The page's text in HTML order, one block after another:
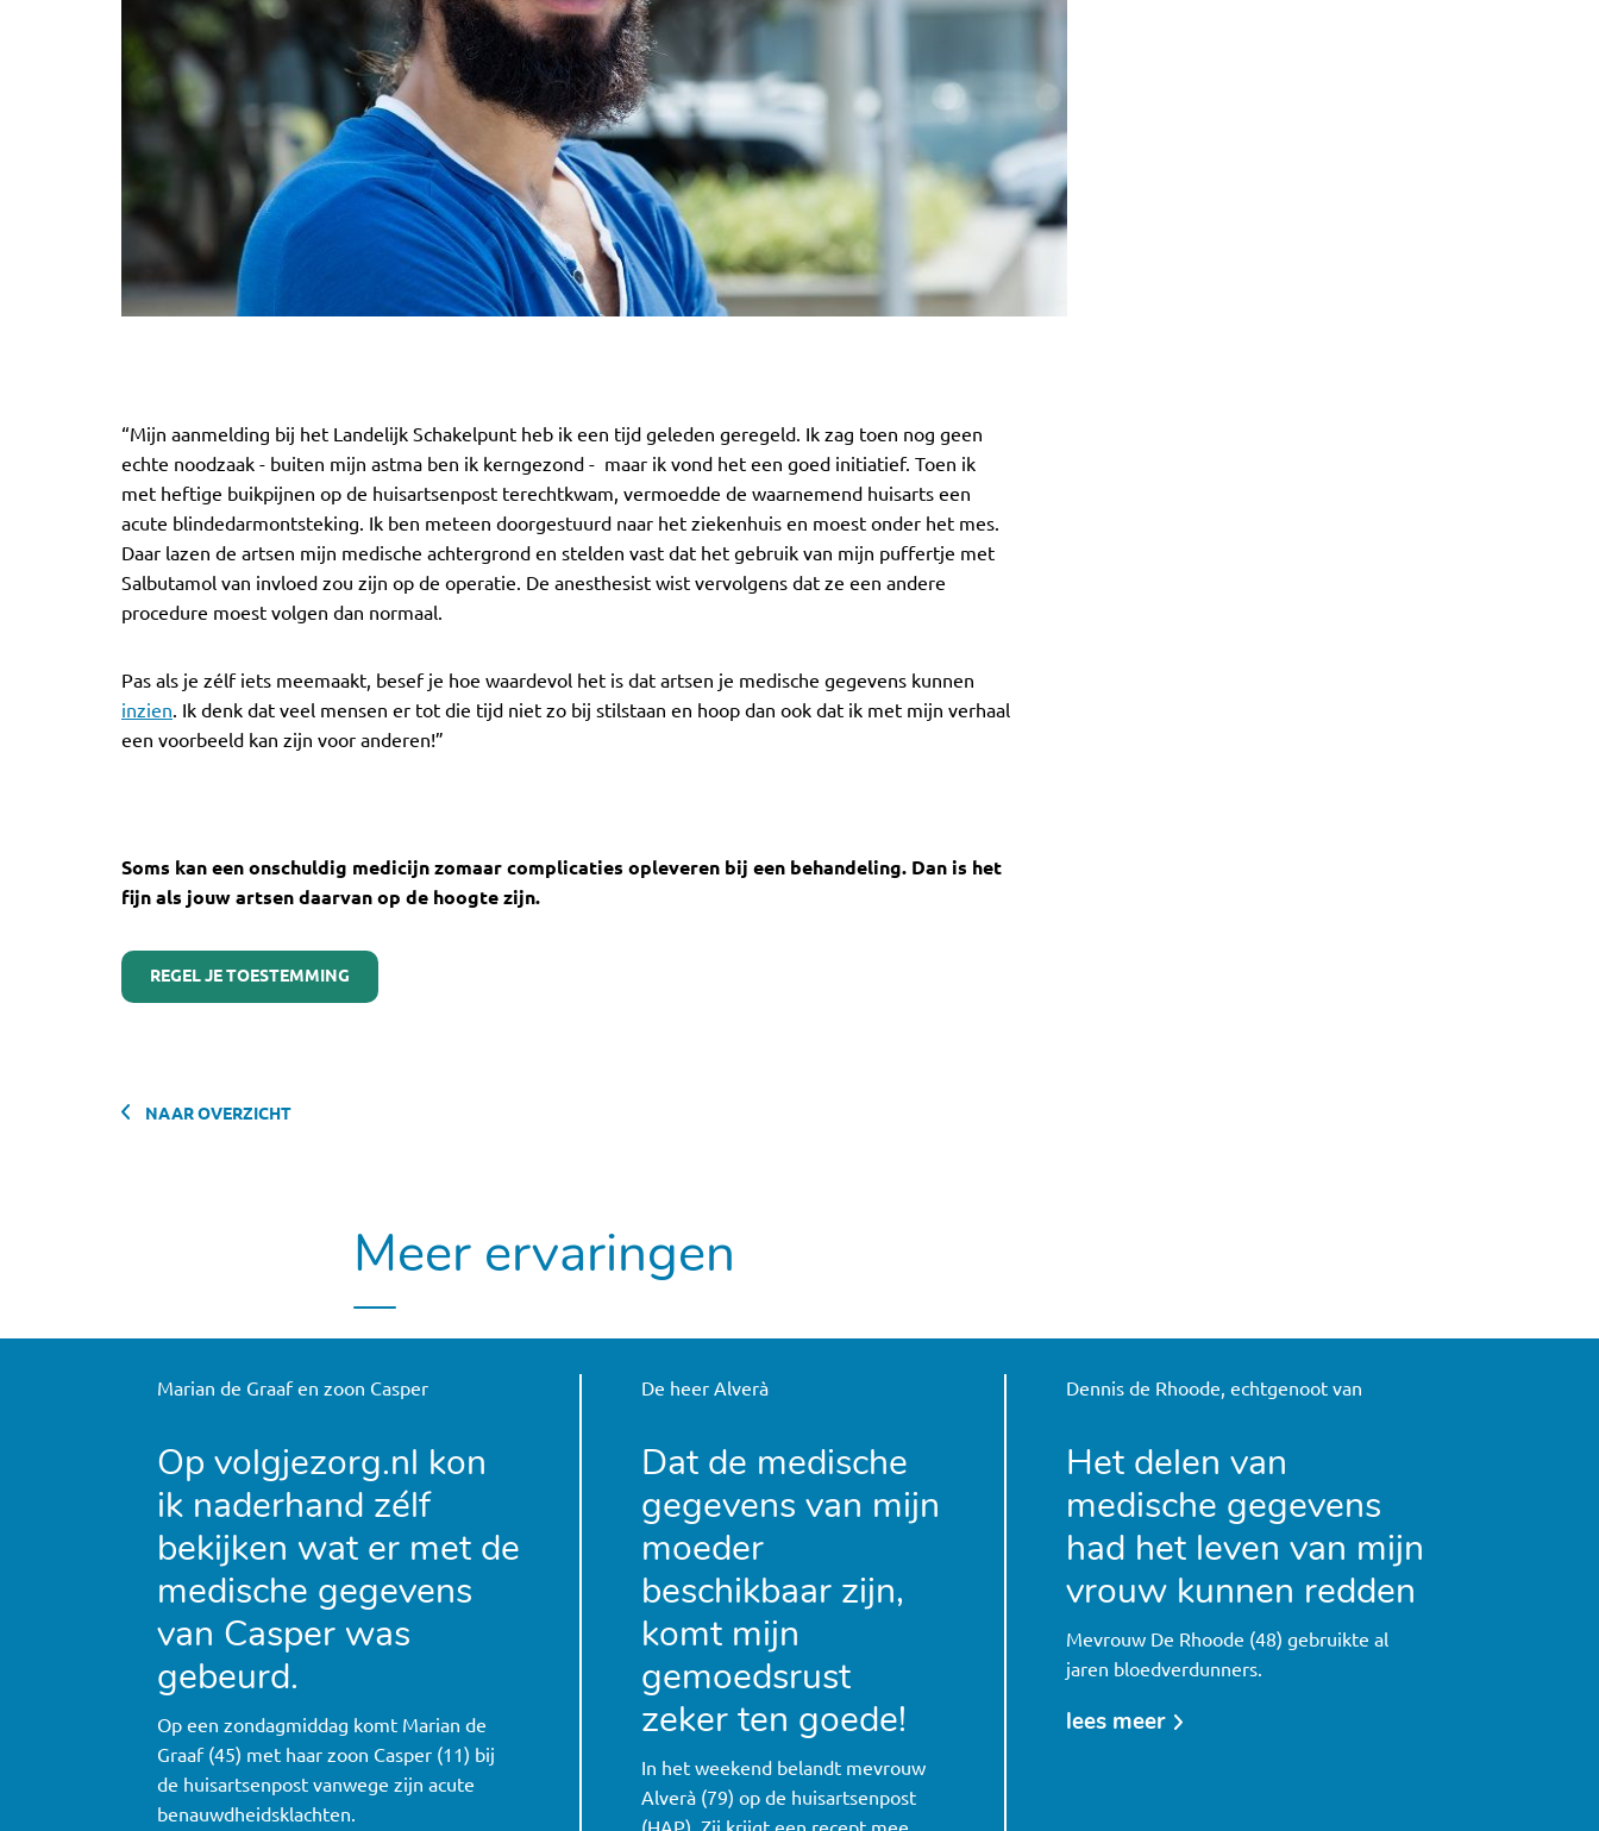
“Mijn aanmelding bij het Landelijk Schakelpunt heb ik een tijd geleden geregeld. Ik zag toen nog geen
echte noodzaak - buiten mijn astma ben ik kerngezond - maar ik vond het een goed initiatief. Toen ik
met heftige buikpijnen op de huisartsenpost terechtkwam, vermoedde de waarnemend huisarts een
acute blindedarmontsteking. Ik ben meteen doorgestuurd naar het ziekenhuis en moest onder het mes.
Daar lazen de artsen mijn medische achtergrond en stelden vast dat het gebruik van mijn puffertje met
Salbutamol van invloed zou zijn op de operatie. De anesthesist wist vervolgens dat ze een andere
procedure moest volgen dan normaal.
Pas als je zélf iets meemaakt, besef je hoe waardevol het is dat artsen je medische gegevens kunnen
inzien. Ik denk dat veel mensen er tot die tijd niet zo bij stilstaan en hoop dan ook dat ik met mijn verhaal
een voorbeeld kan zijn voor anderen!”
Soms kan een onschuldig medicijn zomaar complicaties opleveren bij een behandeling. Dan is het
fijn als jouw artsen daarvan op de hoogte zijn.
REGEL JE TOESTEMMING
NAAR OVERZICHT
Meer ervaringen
Marian de Graaf en zoon Casper
Op volgjezorg.nl kon
ik naderhand zélf
bekijken wat er met de
medische gegevens
van Casper was
gebeurd.
Op een zondagmiddag komt Marian de
Graaf (45) met haar zoon Casper (11) bij
de huisartsenpost vanwege zijn acute
benauwdheidsklachten.
De heer Alverà
Dat de medische
gegevens van mijn
moeder
beschikbaar zijn,
komt mijn
gemoedsrust
zeker ten goede!
In het weekend belandt mevrouw
Alverà (79) op de huisartsenpost
Dennis de Rhoode, echtgenoot van
Het delen van
medische gegevens
had het leven van mijn
vrouw kunnen redden
Mevrouw De Rhoode (48) gebruikte al
jaren bloedverdunners.
lees meerover